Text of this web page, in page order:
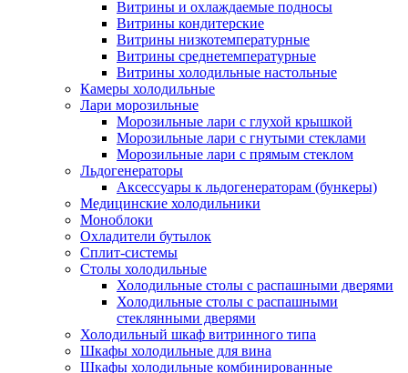
Витрины и охлаждаемые подносы
Витрины кондитерские
Витрины низкотемпературные
Витрины среднетемпературные
Витрины холодильные настольные
Камеры холодильные
Лари морозильные
Морозильные лари с глухой крышкой
Морозильные лари с гнутыми стеклами
Морозильные лари с прямым стеклом
Льдогенераторы
Аксессуары к льдогенераторам (бункеры)
Медицинские холодильники
Моноблоки
Охладители бутылок
Сплит-системы
Столы холодильные
Холодильные столы с распашными дверями
Холодильные столы с распашными
стеклянными дверями
Холодильный шкаф витринного типа
Шкафы холодильные для вина
Шкафы холодильные комбинированные